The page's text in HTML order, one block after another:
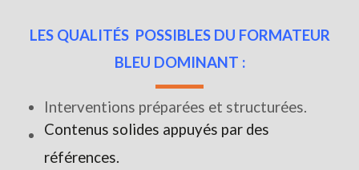
LES QUALITÉS POSSIBLES DU FORMATEUR
BLEU DOMINANT :
Interventions préparées et structurées.
Contenus solides appuyés par des
références.